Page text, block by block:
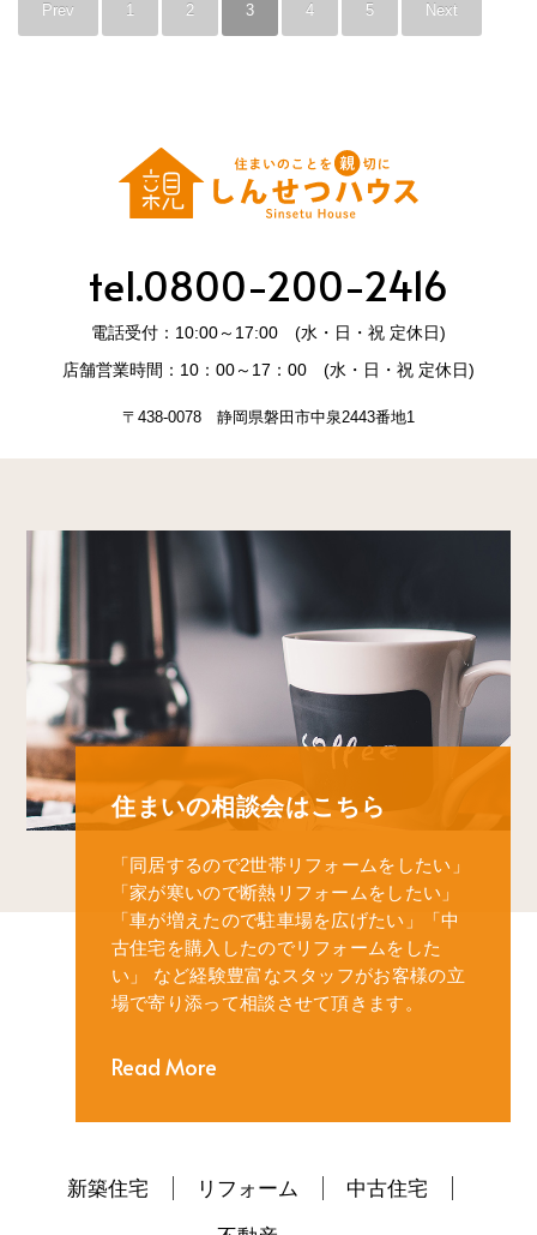
Prev 1 2 3 4 5 Next
tel.0800-200-2416
電話受付：10:00～17:00 (水・日・祝 定休日)
店舗営業時間：10：00～17：00 (水・日・祝 定休日)
〒438-0078 静岡県磐田市中泉2443番地1
住まいの相談会はこちら
「同居するので2世帯リフォームをしたい」
「家が寒いので断熱リフォームをしたい」
「車が増えたので駐車場を広げたい」
「中
古住宅を購入したのでリフォームをした
い」
など経験豊富なスタッフがお客様の立
場で寄り添って相談させて頂きます。
Read More
新築住宅 リフォーム
中古住宅